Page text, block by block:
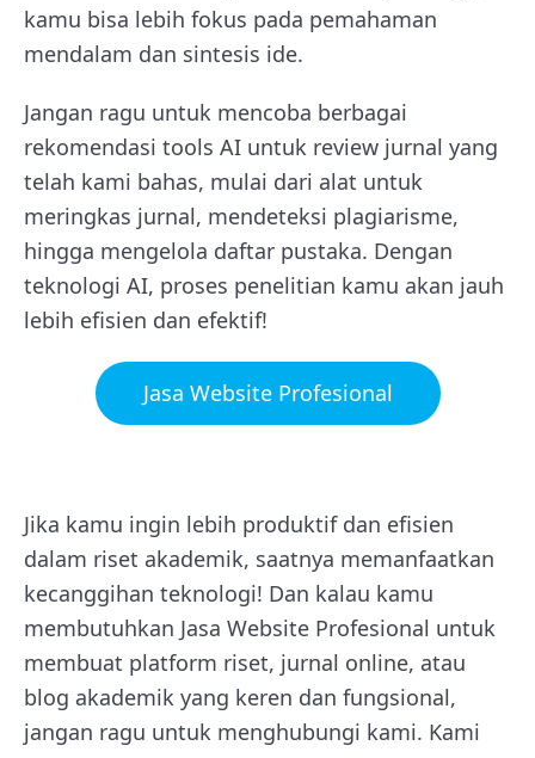
kamu bisa lebih fokus pada pemahaman
mendalam dan sintesis ide.
Jangan ragu untuk mencoba berbagai
rekomendasi tools AI untuk review jurnal yang
telah kami bahas, mulai dari alat untuk
meringkas jurnal, mendeteksi plagiarisme,
hingga mengelola daftar pustaka. Dengan
teknologi AI, proses penelitian kamu akan jauh
lebih efisien dan efektif!
Jasa Website Profesional
Jika kamu ingin lebih produktif dan efisien
dalam riset akademik, saatnya memanfaatkan
kecanggihan teknologi! Dan kalau kamu
membutuhkan Jasa Website Profesional untuk
membuat platform riset, jurnal online, atau
blog akademik yang keren dan fungsional,
jangan ragu untuk menghubungi kami. Kami